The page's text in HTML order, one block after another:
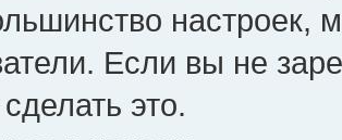
настроек,
Если вы не
это.